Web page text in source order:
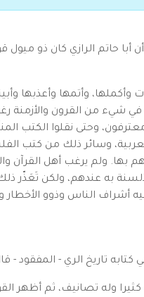
أبا حاتم الرازي كان ذو
وأكملها، وأتمها وأعذبها
شيء من القرون والأزمنة
وحتى نقلوا الكتب
العربية، وسائر ذلك من
بها. ولم يرغب أهل القرآن
به عندهم، ولكن تَعَذّر
أشراف الناس وذوو
وله تصانيف، ثم أظهر